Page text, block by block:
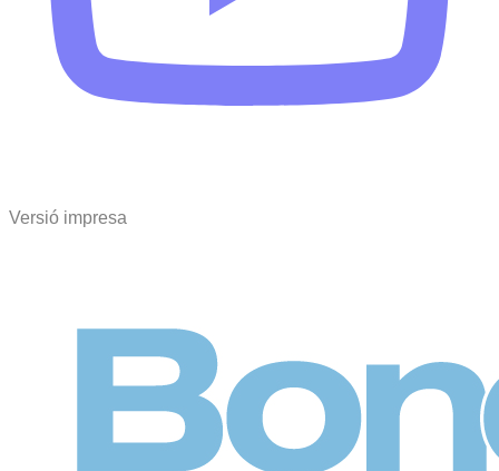
Versió impresa